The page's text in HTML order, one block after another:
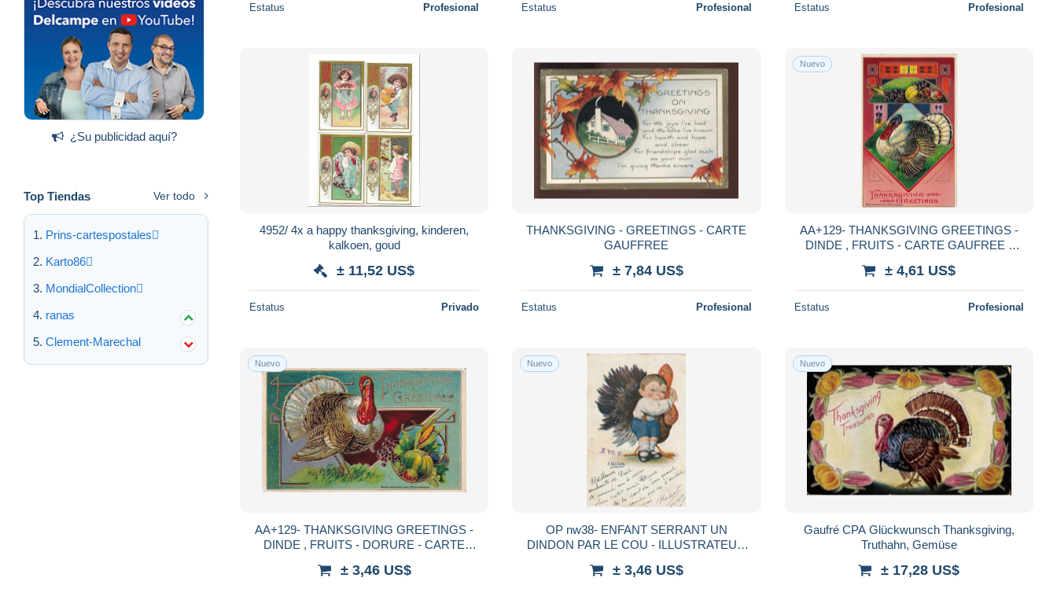
¿Su publicidad aquí?
Top Tiendas Ver todo
Prins-cartespostales
Karto86
MondialCollection
ranas
Clement-Marechal
Estatus Profesional Estatus Profesional Estatus Profesional
4952/ 4x a happy thanksgiving, kinderen,
kalkoen, goud
± 11,52 US$
Estatus Privado
THANKSGIVING - GREETINGS - CARTE
GAUFFREE
± 7,84 US$
Estatus Profesional
Nuevo
AA+129- THANKSGIVING GREETINGS -
DINDE , FRUITS - CARTE GAUFREE -
± 4,61 US$
Estatus Profesional
Nuevo
AA+129- THANKSGIVING GREETINGS -
DINDE , FRUITS - DORURE - CARTE
± 3,46 US$
Nuevo
OP nw38- ENFANT SERRANT UN
DINDON PAR LE COU - ILLUSTRATEUR
± 3,46 US$
Nuevo
Gaufré CPA Glückwunsch Thanksgiving,
Truthahn, Gemüse
± 17,28 US$